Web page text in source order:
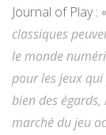
Journal of Play : «
classiques
le monde
pour les jeux qui
bien des
marché du jeu